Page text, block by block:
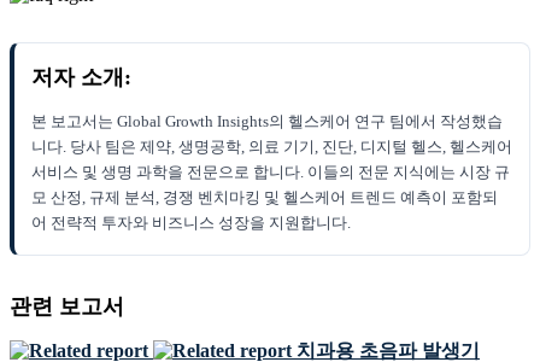
저자 소개:
본 보고서는 Global Growth Insights의 헬스케어 연구 팀에서 작성했습
니다. 당사 팀은 제약, 생명공학, 의료 기기, 진단, 디지털 헬스, 헬스케어
서비스 및 생명 과학을 전문으로 합니다. 이들의 전문 지식에는 시장 규
모 산정, 규제 분석, 경쟁 벤치마킹 및 헬스케어 트렌드 예측이 포함되
어 전략적 투자와 비즈니스 성장을 지원합니다.
관련 보고서
치과용 초음파 발생기